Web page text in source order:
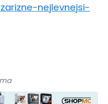
nejlevnejsi-